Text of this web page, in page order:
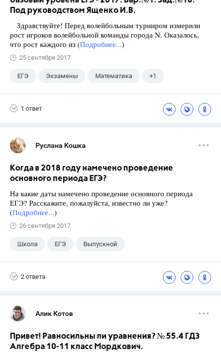
Под руководством Ященко И.В.
Здравствуйте! Перед волейбольным турниром измерили
рост игроков волейбольной команды города N. Оказалось,
что рост каждого из (Подробнее...)
25 сентября 2017
ЕГЭ Экзамены Математика +1
1 ответ
Руслана Кошка
Когда в 2018 году намечено проведение
основного периода ЕГЭ?
На какие даты намечено проведение основного периода
ЕГЭ? Расскажите, пожалуйста, известно ли уже?
(Подробнее...)
26 сентября 2017
Школа ЕГЭ Выпускной
2 ответа
Алик Котов
Привет! Равносильны ли уравнения? № 55.4 ГДЗ
Алгебра 10-11 класс Мордкович.